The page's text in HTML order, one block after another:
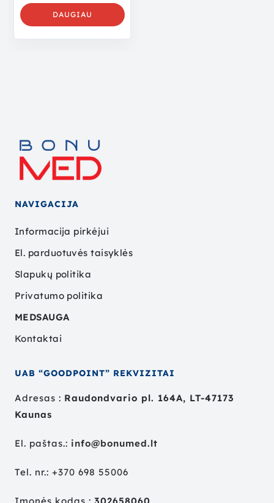
DAUGIAU
NAVIGACIJA
Informacija pirkėjui
El. parduotuvės taisyklės
Slapukų politika
Privatumo politika
MEDSAUGA
Kontaktai
UAB “GOODPOINT” REKVIZITAI
Adresas : Raudondvario pl. 164A, LT-47173
Kaunas
El. paštas.: info@bonumed.lt
Tel. nr.: +370 698 55006
Įmonės kodas : 302658060